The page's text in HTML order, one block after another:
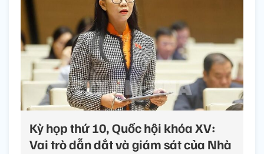
Kỳ họp thứ 10, Quốc hội khóa XV:
Vai trò dẫn dắt và giám sát của Nhà